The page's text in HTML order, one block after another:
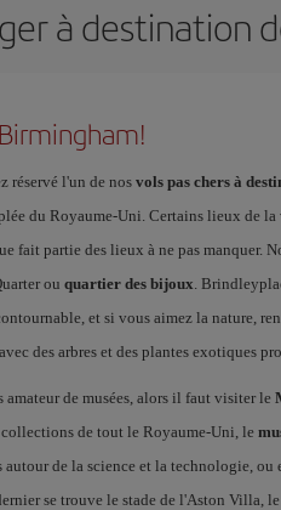
à destination
réservé l'un de nos vols pas chers à
du Royaume-Uni. Certains lieux de
fait partie des lieux à ne pas manquer.
ou quartier des bijoux.
et si vous aimez la nature,
des arbres et des plantes exotiques
amateur de musées, alors il faut visiter le
de tout le Royaume-Uni, le
autour de la science et la technologie, ou
se trouve le stade de l'Aston Villa,